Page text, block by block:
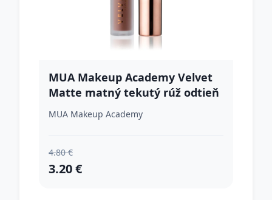
MUA Makeup Academy Velvet
Matte matný tekutý rúž odtieň
Obsession 3 ml
MUA Makeup Academy
4.80 €
3.20 €